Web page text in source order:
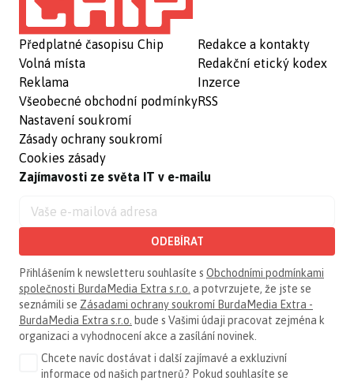
Předplatné časopisu Chip
Volná místa
Reklama
Všeobecné obchodní podmínky
Nastavení soukromí
Zásady ochrany soukromí
Cookies zásady
Redakce a kontakty
Redakční etický kodex
Inzerce
RSS
Zajímavosti ze světa IT v e-mailu
ODEBÍRAT
Přihlášením k newsletteru souhlasíte s Obchodními podmínkami
společnosti BurdaMedia Extra s.r.o. a potvrzujete, že jste se
seznámili se Zásadami ochrany soukromí BurdaMedia Extra -
BurdaMedia Extra s.r.o. bude s Vašimi údaji pracovat zejména k
organizaci a vyhodnocení akce a zasílání novinek.
Chcete navíc dostávat i další zajímavé a exkluzivní
informace od našich partnerů? Pokud souhlasíte se